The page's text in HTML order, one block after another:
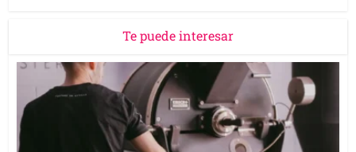
Te puede interesar